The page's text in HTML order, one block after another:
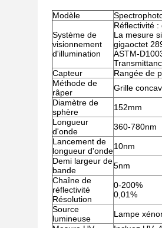
Modèle
Système de
visionnement
d'illumination
Réflectivité
La mesure
gigaoctet
ASTM-
Capteur
Rangée de
Méthode de
râper
Grille
Diamètre de
sphère
152mm
Longueur
d'onde
360-780nm
Lancement de
longueur d'onde10nm
Demi largeur de
bande
5nm
Chaîne de
réflectivité
Résolution
0-200%
0,01%
Source
lumineuse
Lampe